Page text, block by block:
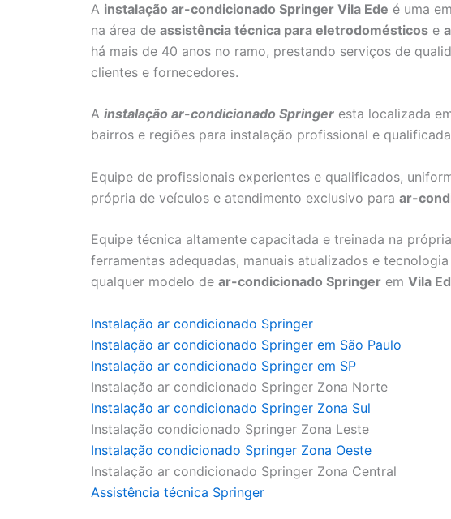
A instalação ar-condicionado Springer Vila Ede é uma
na área de assistência técnica para eletrodomésticos e
há mais de 40 anos no ramo, prestando serviços de
clientes e fornecedores.
A instalação ar-condicionado Springer esta localizada
bairros e regiões para instalação profissional e
Equipe de profissionais experientes e qualificados,
própria de veículos e atendimento exclusivo para ar-
Equipe técnica altamente capacitada e treinada na própria
ferramentas adequadas, manuais atualizados e
qualquer modelo de ar-condicionado Springer em Vila
Instalação ar condicionado Springer
Instalação ar condicionado Springer em São Paulo
Instalação ar condicionado Springer em SP
Instalação ar condicionado Springer Zona Norte
Instalação ar condicionado Springer Zona Sul
Instalação condicionado Springer Zona Leste
Instalação condicionado Springer Zona Oeste
Instalação ar condicionado Springer Zona Central
Assistência técnica Springer